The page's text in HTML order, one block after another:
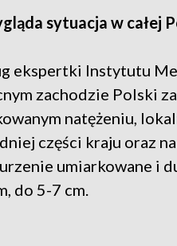
sytuacja w całej
ekspertki Instytutu
zachodzie Polski
natężeniu,
części kraju oraz
umiarkowane i
do 5-7 cm.